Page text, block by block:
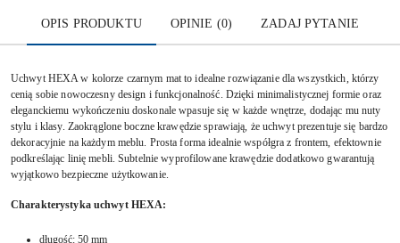
OPIS PRODUKTU OPINIE (0) ZADAJ PYTANIE
Uchwyt HEXA w kolorze czarnym mat to idealne rozwiązanie dla wszystkich, którzy
cenią sobie nowoczesny design i funkcjonalność. Dzięki minimalistycznej formie oraz
eleganckiemu wykończeniu doskonale wpasuje się w każde wnętrze, dodając mu nuty
stylu i klasy. Zaokrąglone boczne krawędzie sprawiają, że uchwyt prezentuje się bardzo
dekoracyjnie na każdym meblu. Prosta forma idealnie współgra z frontem, efektownie
podkreślając linię mebli. Subtelnie wyprofilowane krawędzie dodatkowo gwarantują
wyjątkowo bezpieczne użytkowanie.
Charakterystyka uchwyt HEXA:
długość: 50 mm